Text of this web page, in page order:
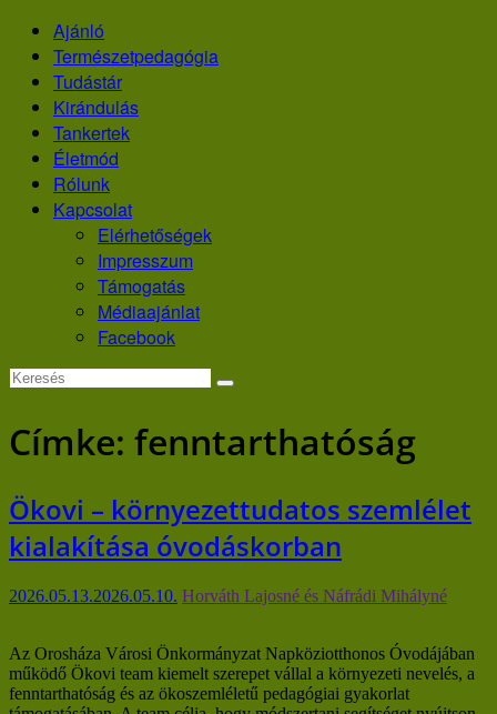
Skip
content
Ajánló
Természetpedagógia
Tudástár
Kirándulás
Tankertek
Életmód
Rólunk
Kapcsolat
Elérhetőségek
Impresszum
Támogatás
Médiaajánlat
Facebook
Címke: fenntarthatóság
Ökovi – környezettudatos szemlélet
kialakítása óvodáskorban
2026.05.13.2026.05.10. Horváth Lajosné és Náfrádi Mihályné
Az Orosháza Városi Önkormányzat Napköziotthonos Óvodájában
működő Ökovi team kiemelt szerepet vállal a környezeti nevelés, a
fenntarthatóság és az ökoszemléletű pedagógiai gyakorlat